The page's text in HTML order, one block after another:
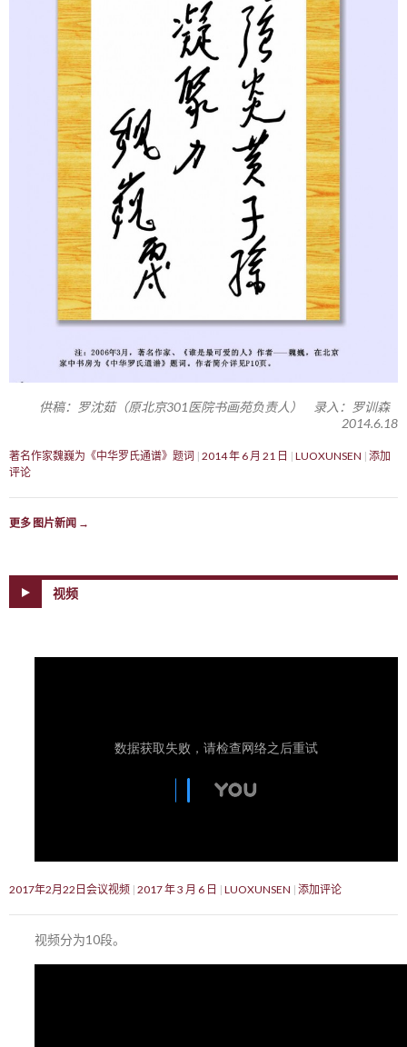
供稿：罗沈茹（原北京301医院书画苑负责人） 录入：罗训森
2014.6.18
著名作家魏巍为《中华罗氏通谱》题词 2014 年 6 月 21 日 LUOXUNSEN 添加
评论
更多 图片新闻 →
视频
2017年2月22日会议视频 2017 年 3 月 6 日 LUOXUNSEN 添加评论
视频分为10段。